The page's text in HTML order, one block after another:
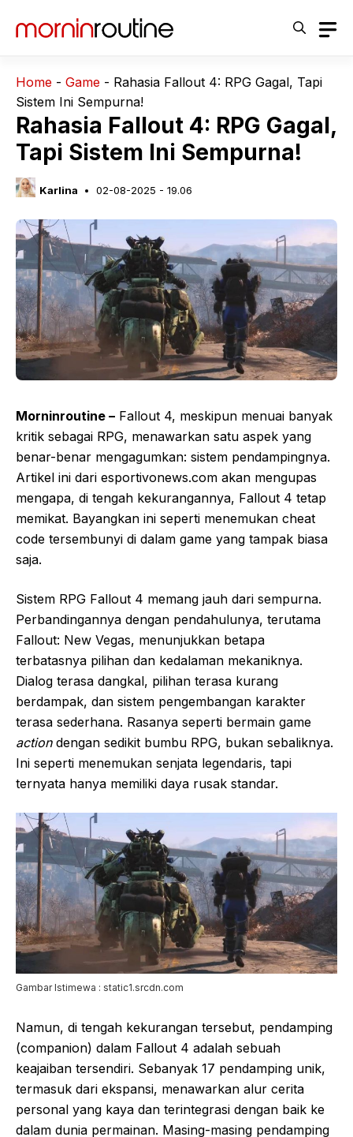
Home - Game - Rahasia Fallout 4: RPG Gagal, Tapi
Sistem Ini Sempurna!
Rahasia Fallout 4: RPG Gagal,
Tapi Sistem Ini Sempurna!
Karlina 02-08-2025 - 19.06
Morninroutine – Fallout 4, meskipun menuai banyak
kritik sebagai RPG, menawarkan satu aspek yang
benar-benar mengagumkan: sistem pendampingnya.
Artikel ini dari esportivonews.com akan mengupas
mengapa, di tengah kekurangannya, Fallout 4 tetap
memikat. Bayangkan ini seperti menemukan cheat
code tersembunyi di dalam game yang tampak biasa
saja.
Sistem RPG Fallout 4 memang jauh dari sempurna.
Perbandingannya dengan pendahulunya, terutama
Fallout: New Vegas, menunjukkan betapa
terbatasnya pilihan dan kedalaman mekaniknya.
Dialog terasa dangkal, pilihan terasa kurang
berdampak, dan sistem pengembangan karakter
terasa sederhana. Rasanya seperti bermain game
actiondengan sedikit bumbu RPG, bukan sebaliknya.
Ini seperti menemukan senjata legendaris, tapi
ternyata hanya memiliki daya rusak standar.
Gambar Istimewa : static1.srcdn.com
Namun, di tengah kekurangan tersebut, pendamping
(companion) dalam Fallout 4 adalah sebuah
keajaiban tersendiri. Sebanyak 17 pendamping unik,
termasuk dari ekspansi, menawarkan alur cerita
personal yang kaya dan terintegrasi dengan baik ke
dalam dunia permainan. Masing-masing pendamping